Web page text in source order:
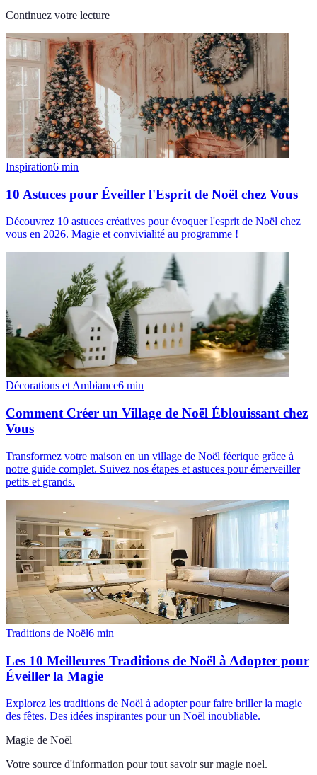
Continuez votre lecture
Inspiration6 min
10 Astuces pour Éveiller l'Esprit de Noël chez Vous
Découvrez 10 astuces créatives pour évoquer l'esprit de Noël chez
vous en 2026. Magie et convivialité au programme !
Décorations et Ambiance6 min
Comment Créer un Village de Noël Éblouissant chez
Vous
Transformez votre maison en un village de Noël féerique grâce à
notre guide complet. Suivez nos étapes et astuces pour émerveiller
petits et grands.
Traditions de Noël6 min
Les 10 Meilleures Traditions de Noël à Adopter pour
Éveiller la Magie
Explorez les traditions de Noël à adopter pour faire briller la magie
des fêtes. Des idées inspirantes pour un Noël inoubliable.
Magie de Noël
Votre source d'information pour tout savoir sur magie noel.